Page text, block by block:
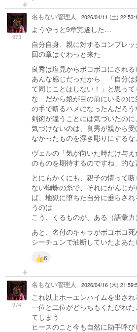
973
名もない管理人 2026/04/11 (土)
ようやっと9章完遂した…
自分自身、親に対するコンプレ
回の章はぐわっと来た
良秀は塩見からボコボコにされ
あんな感じだったから 「自分は
て同じことはしない！」と思っ
な だから娘が目の前にいるのに
の手で斬るハメになったんだろう
剣術が違うことには気づいたの
気づけないのは、良秀が親から
なかったものを浮き彫りにする
ヴェルの「気が向いた時だけ与
のものを期待するのですね」的
とにもかくにも、親子の情って
ない蜘蛛の糸で、それにがんじ
ば、地獄に堕ちた自分に垂らさ
うのは
こう、くるものが、ある（語彙力）
あと、名付のキャラがボコボコ
シーチュンで油断していたよあた
6
974
名もない管理人 2026/04/16 (木)
これ以上ホーエンハイムを出さ
一位と二位がどっちもくたびれ
てしまう
ヒースのこと今も自然に助手呼